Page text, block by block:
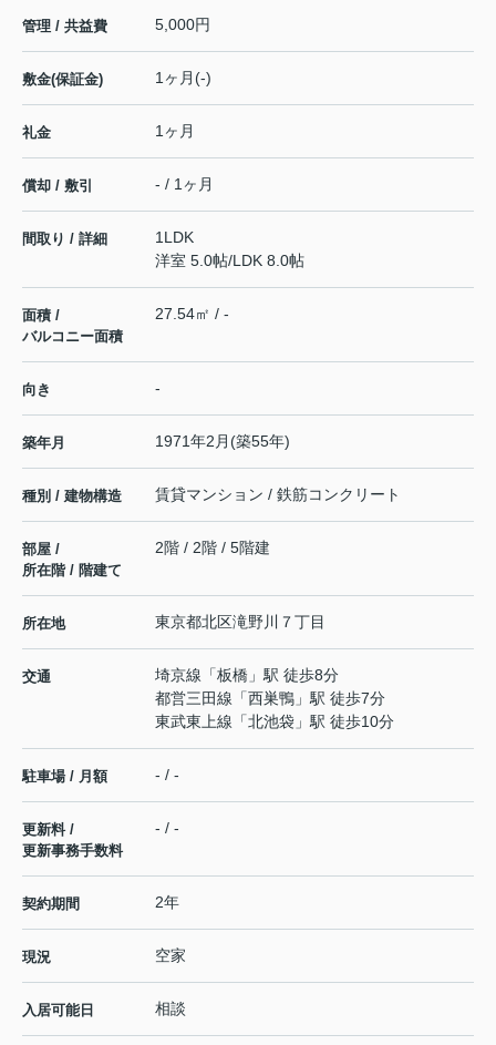
管理 / 共益費 5,000円
敷金(保証金) 1ヶ月(-)
礼金 1ヶ月
償却 / 敷引 - / 1ヶ月
間取り / 詳細
1LDK
洋室 5.0帖/LDK 8.0帖
面積 /
バルコニー面積
27.54㎡ / -
向き -
築年月 1971年2月(築55年)
種別 / 建物構造 賃貸マンション / 鉄筋コンクリート
部屋 /
所在階 / 階建て
2階 / 2階 / 5階建
所在地 東京都北区滝野川 ７丁目
交通 埼京線 「板橋 」駅 徒歩8分
都営三田線 「西巣鴨 」駅 徒歩7分
東武東上線 「北池袋 」駅 徒歩10分
駐車場 / 月額 - / -
更新料 /
更新事務手数料
- / -
契約期間 2年
現況 空家
入居可能日 相談